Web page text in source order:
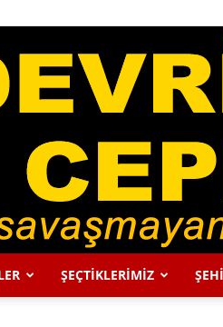
ŞEÇTİKLERİMİZ